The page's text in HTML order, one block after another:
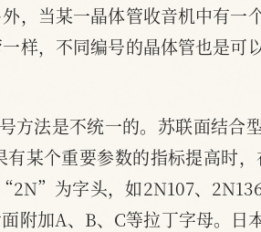
，当某一晶体管收音机中有一
样，不同编号的晶体管也是可
方法是不统一的。苏联面结合
个重要参数的指标提高时，
为字头，如2N107、
附加A、B、C等拉丁字母。日